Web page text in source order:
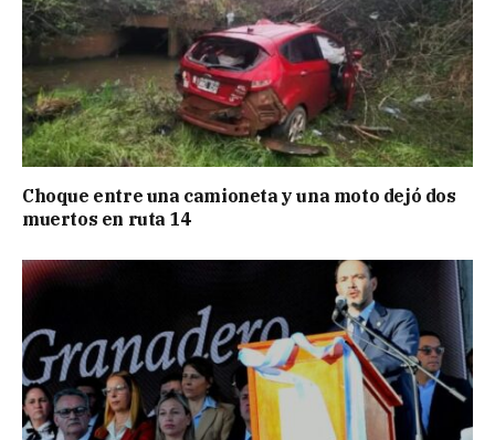
Choque entre una camioneta y una moto dejó dos
muertos en ruta 14